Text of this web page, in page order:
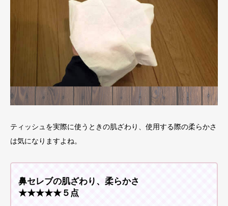
ティッシュを実際に使うときの肌ざわり、使用する際の柔らかさ
は気になりますよね。
鼻セレブの肌ざわり、柔らかさ
★★★★★５点